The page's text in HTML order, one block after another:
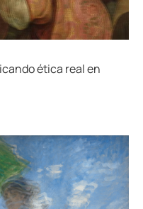
ética real en